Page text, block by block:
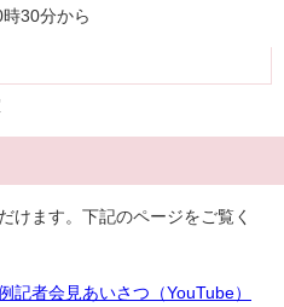
30分から
けます。下記のページをご覧く
者会見あいさつ（YouTube）